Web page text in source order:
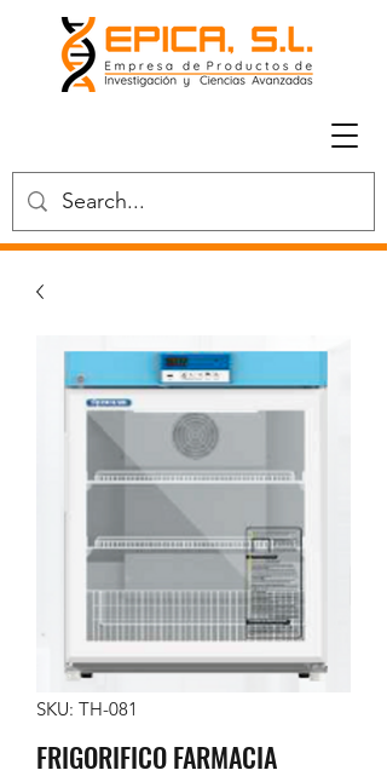
SKU: TH-081
FRIGORIFICO FARMACIA